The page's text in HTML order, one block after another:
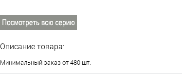
Описание товара:
Минимальный заказ от 480 шт.